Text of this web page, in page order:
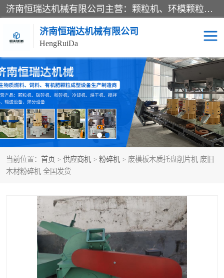
济南恒瑞达机械有限公司主营：颗粒机、环模颗粒机、平模颗粒机、粉碎机、滚筒筛分机、冷却机、颗粒燃烧机、生物质颗粒机、木屑颗粒机、秸秆颗粒机、饲料颗粒机、燃料颗粒机、木材粉碎机、秸秆粉碎机、饲料粉碎机、颗粒冷却机、锯末滚筒筛、锤片粉碎机、滚筒筛、搅拌机等产品。
济南恒瑞达机械有限公司
HengRuiDa
当前位置： 首页 > 供应商机 > 粉碎机 > 废模板木质托盘削片机 废旧
木材粉碎机 全国发货
颗粒机 环模颗粒机
平模颗粒机 生物质颗粒机
秸秆颗粒机 饲料颗粒机
燃料颗粒机 木屑颗粒机
木材粉碎机 锤片粉碎机
搅拌机 冷却机
颗粒冷却机 颗粒燃烧机